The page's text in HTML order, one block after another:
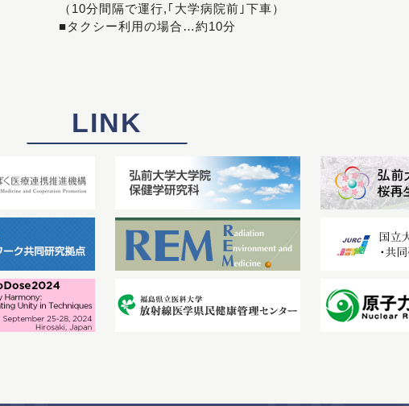
（10分間隔で運行,｢大学病院前｣下車）
■タクシー利用の場合…約10分
LINK